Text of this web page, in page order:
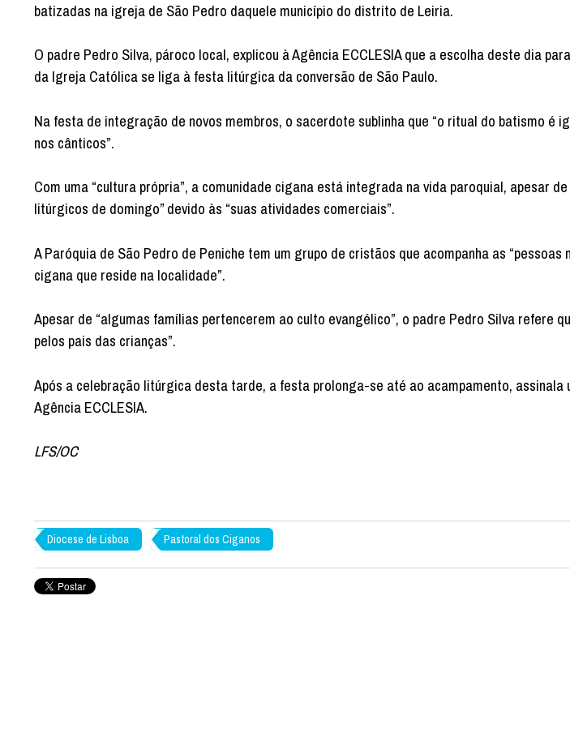
batizadas na igreja de São Pedro daquele município do distrito de Leiria.
O padre Pedro Silva, pároco local, explicou à Agência ECCLESIA que a escolha deste dia
da Igreja Católica se liga à festa litúrgica da conversão de São Paulo.
Na festa de integração de novos membros, o sacerdote sublinha que “o ritual do batismo é
nos cânticos”.
Com uma “cultura própria”, a comunidade cigana está integrada na vida paroquial, apesar
litúrgicos de domingo” devido às “suas atividades comerciais”.
A Paróquia de São Pedro de Peniche tem um grupo de cristãos que acompanha as “pessoas
cigana que reside na localidade”.
Apesar de “algumas famílias pertencerem ao culto evangélico”, o padre Pedro Silva refere
pelos pais das crianças”.
Após a celebração litúrgica desta tarde, a festa prolonga-se até ao acampamento, assinala
Agência ECCLESIA.
LFS/OC
Diocese de Lisboa Pastoral dos Ciganos